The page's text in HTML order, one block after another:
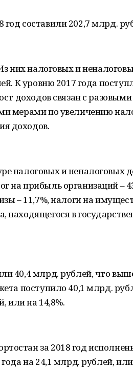
составили 202,7 млрд.
них налоговых и
К уровню 2017 года
доходов связан с
мерами по увеличению
доходов.
налоговых и неналоговых
на прибыль организаций –
– 11,7%, налоги на
находящегося в
40,4 млрд. рублей, что
поступило 40,1 млрд.
или на 14,8%.
за 2018 год
на 24,1 млрд. рублей, или